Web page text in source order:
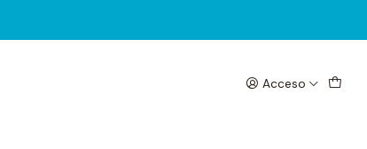
Acceso
2UUL SC09